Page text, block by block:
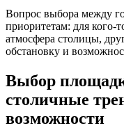
Вопрос выбора между
приоритетам: для кого-
атмосфера столицы,
обстановку и
Выбор
столичные
возможности